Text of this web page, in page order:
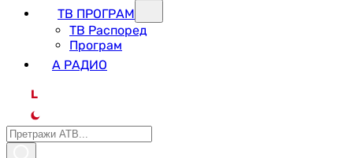
ТВ ПРОГРАМ
ТВ Распоред
Програм
А РАДИО
L